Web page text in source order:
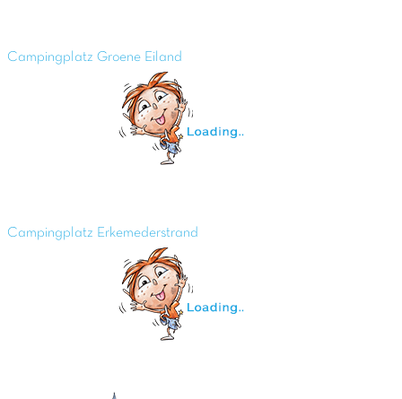
Campingplatz Groene Eiland
Campingplatz Erkemederstrand